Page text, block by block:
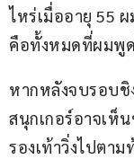
ไหร่เมื่ออายุ 55
คือทั้งหมดที่ผมพู
หากหลังจบรอบ
สนุกเกอร์อาจเห็
รองเท้าวิ่งไปตา